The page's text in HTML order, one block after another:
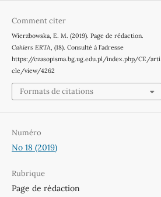
Comment citer
Wierzbowska, E. M. (2019). Page de rédaction.
Cahiers ERTA, (18). Consulté à l’adresse
https://czasopisma.bg.ug.edu.pl/index.php/CE/arti
cle/view/4262
Formats de citations
Numéro
No 18 (2019)
Rubrique
Page de rédaction